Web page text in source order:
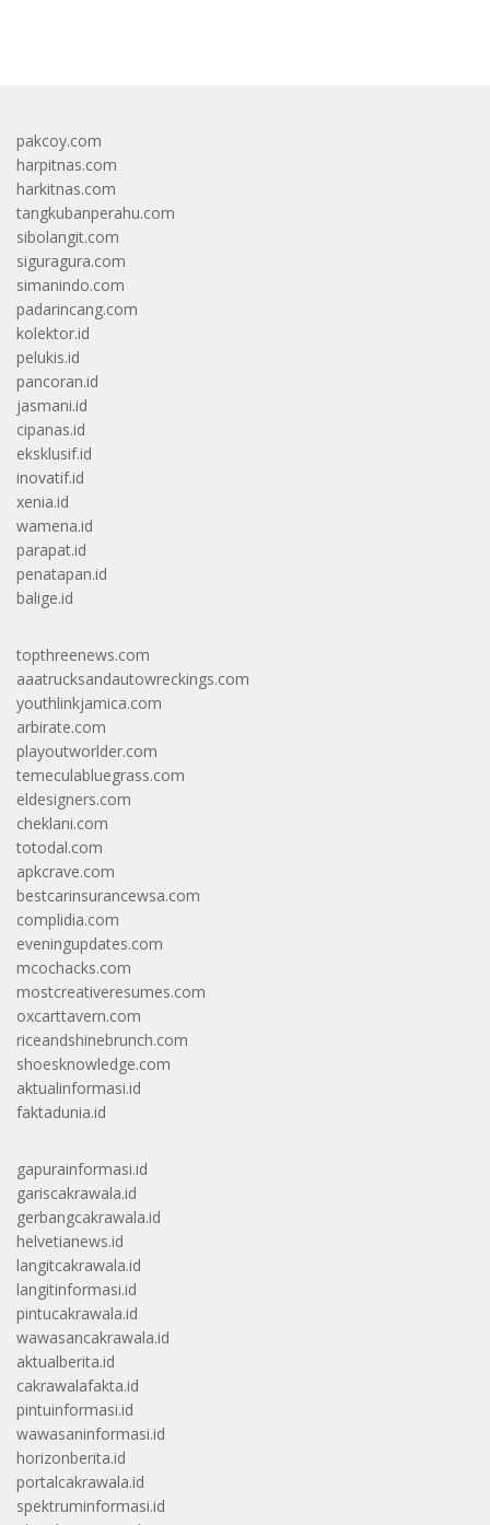
pakcoy.com
harpitnas.com
harkitnas.com
tangkubanperahu.com
sibolangit.com
siguragura.com
simanindo.com
padarincang.com
kolektor.id
pelukis.id
pancoran.id
jasmani.id
cipanas.id
eksklusif.id
inovatif.id
xenia.id
wamena.id
parapat.id
penatapan.id
balige.id
topthreenews.com
aaatrucksandautowreckings.com
youthlinkjamica.com
arbirate.com
playoutworlder.com
temeculabluegrass.com
eldesigners.com
cheklani.com
totodal.com
apkcrave.com
bestcarinsurancewsa.com
complidia.com
eveningupdates.com
mcochacks.com
mostcreativeresumes.com
oxcarttavern.com
riceandshinebrunch.com
shoesknowledge.com
aktualinformasi.id
faktadunia.id
gapurainformasi.id
gariscakrawala.id
gerbangcakrawala.id
helvetianews.id
langitcakrawala.id
langitinformasi.id
pintucakrawala.id
wawasancakrawala.id
aktualberita.id
cakrawalafakta.id
pintuinformasi.id
wawasaninformasi.id
horizonberita.id
portalcakrawala.id
spektruminformasi.id